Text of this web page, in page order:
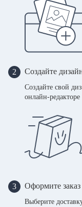
2 Создайте
Создайте свой
онлайн-редакторе
3 Оформите заказ
Выберите